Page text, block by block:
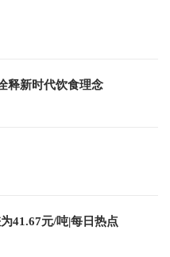
释新时代饮食理念
41.67元/吨|每日热点